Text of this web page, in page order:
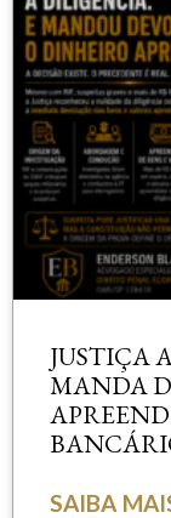
JUSTIÇA
MANDA
SAIBA